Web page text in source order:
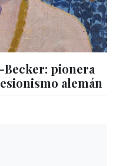
pionera
alemán